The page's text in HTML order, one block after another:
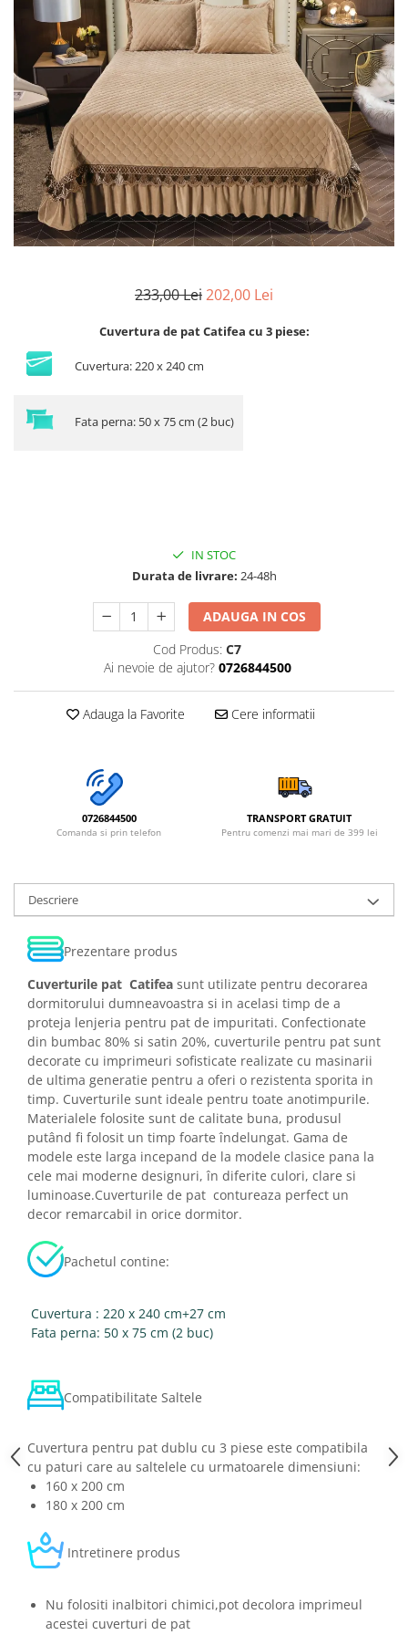
Lenjerii Creponate
Lenjerii de finet Iprimate Digital
Lenjerii de pat Bumbac 100%
Lenjerii de pat Finet + 2 Draperii
Lenjerii de pat Saten 4 piese cu
elastic
233,00 Lei202,00 Lei
Cuvertura de pat Catifea cu 3 piese:
Cuvertura: 220 x 240 cm
Fata perna: 50 x 75 cm (2 buc)
IN STOC
Durata de livrare: 24-48h
ADAUGA IN COS
Cod Produs: C7
Ai nevoie de ajutor? 0726844500
Adauga la Favorite Cere informatii
0726844500
Comanda si prin telefon
TRANSPORT GRATUIT
Pentru comenzi mai mari de 399 lei
Descriere
Prezentare produs
Cuverturile pat Catifea sunt utilizate pentru decorarea
dormitorului dumneavoastra si in acelasi timp de a
proteja lenjeria pentru pat de impuritati. Confectionate
din bumbac 80% si satin 20%, cuverturile pentru pat sunt
decorate cu imprimeuri sofisticate realizate cu masinarii
de ultima generatie pentru a oferi o rezistenta sporita in
timp. Cuverturile sunt ideale pentru toate anotimpurile.
Materialele folosite sunt de calitate buna, produsul
putând fi folosit un timp foarte îndelungat. Gama de
modele este larga incepand de la modele clasice pana la
cele mai moderne designuri, în diferite culori, clare si
luminoase.Cuverturile de pat contureaza perfect un
decor remarcabil in orice dormitor.
Pachetul contine:
Cuvertura : 220 x 240 cm+27 cm
Fata perna: 50 x 75 cm (2 buc)
Compatibilitate Saltele
Cuvertura pentru pat dublu cu 3 piese este compatibila
cu paturi care au saltelele cu urmatoarele dimensiuni:
160 x 200 cm
180 x 200 cm
Intretinere produs
Nu folositi inalbitori chimici,pot decolora imprimeul
acestei cuverturi de pat